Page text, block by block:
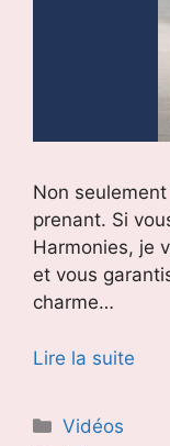
Non
prenant. Si
Harmonies, je
et vous
charme…
Lire la suite
Catégories
Vidéos